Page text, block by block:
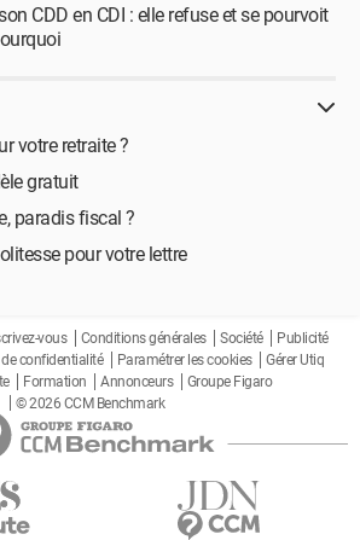
CDD en CDI : elle refuse et se pourvoit
votre retraite ?
gratuit
paradis fiscal ?
pour votre lettre
vous Conditions générales Société
Publicité
confidentialité Paramétrer les cookies
Gérer Utiq
Formation Annonceurs
Groupe Figaro
© 2026 CCM Benchmark